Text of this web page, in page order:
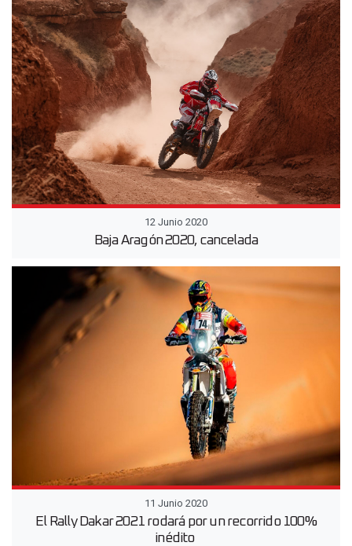
12 Junio 2020
Baja Aragón 2020, cancelada
11 Junio 2020
El Rally Dakar 2021 rodará por un recorrido 100%
inédito